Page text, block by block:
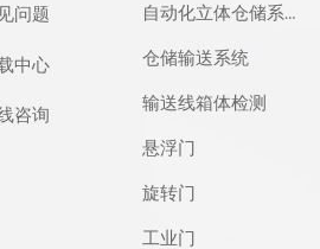
问题
中心
咨询
自动化立体仓储系统
仓储输送系统
输送线箱体检测
悬浮门
旋转门
工业门